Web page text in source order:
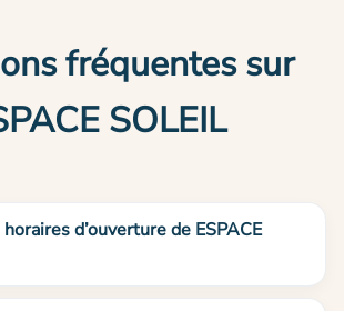
fréquentes sur
SOLEIL
d’ouverture de ESPACE